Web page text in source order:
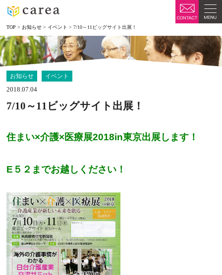
TOP > お知らせ > イベント >7/10～11ビッグサイト出展！
お知らせ イベント
2018.07.04
7/10～11ビッグサイト出展！
住まい×介護×医療展2018in東京出展します！
E５２までお越しください！